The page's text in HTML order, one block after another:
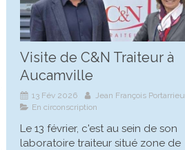
Visite de C&N Traiteur à
Aucamville
13 Fév 2026
Jean François Portarrieu
En circonscription
Le 13 février, c'est au sein de son
laboratoire traiteur situé zone de